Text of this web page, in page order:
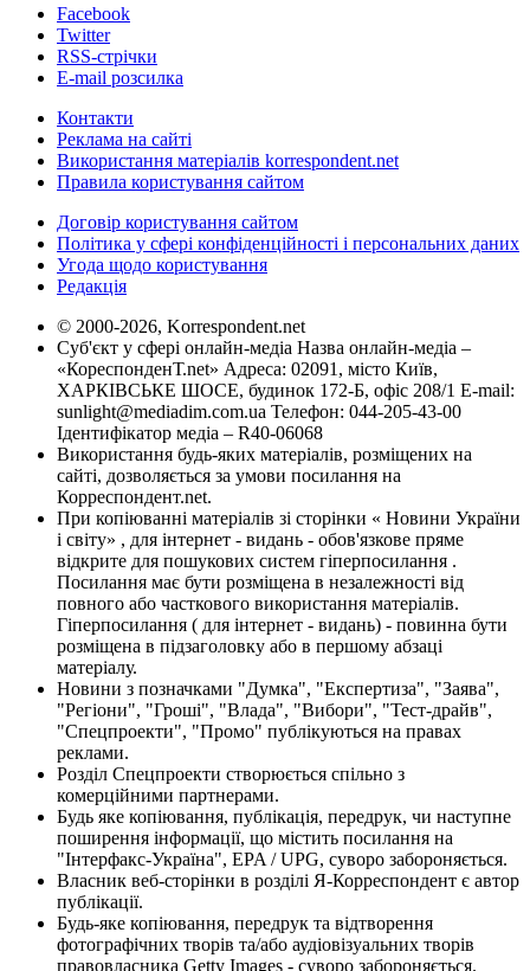
Facebook
Twitter
RSS-стрічки
E-mail розсилка
Контакти
Реклама на сайті
Використання матеріалів korrespondent.net
Правила користування сайтом
Договір користування сайтом
Політика у сфері конфіденційності і персональних даних
Угода щодо користування
Редакція
© 2000-2026, Korrespondent.net
Суб'єкт у сфері онлайн-медіа Назва онлайн-медіа –
«КореспонденТ.net» Адреса: 02091, місто Київ,
ХАРКІВСЬКЕ ШОСЕ, будинок 172-Б, офіс 208/1 E-mail:
sunlight@mediadim.com.ua Телефон: 044-205-43-00
Ідентифікатор медіа – R40-06068
Використання будь-яких матеріалів, розміщених на
сайті, дозволяється за умови посилання на
Корреспондент.net.
При копіюванні матеріалів зі сторінки « Новини України
і світу» , для інтернет - видань - обов'язкове пряме
відкрите для пошукових систем гіперпосилання .
Посилання має бути розміщена в незалежності від
повного або часткового використання матеріалів.
Гіперпосилання ( для інтернет - видань) - повинна бути
розміщена в підзаголовку або в першому абзаці
матеріалу.
Новини з позначками "Думка", "Експертиза", "Заява",
"Регіони", "Гроші", "Влада", "Вибори", "Тест-драйв",
"Спецпроекти", "Промо" публікуються на правах
реклами.
Розділ Спецпроекти створюється спільно з
комерційними партнерами.
Будь яке копіювання, публікація, передрук, чи наступне
поширення інформації, що містить посилання на
"Інтерфакс-Україна", EPA / UPG, суворо забороняється.
Власник веб-сторінки в розділі Я-Корреспондент є автор
публікації.
Будь-яке копіювання, передрук та відтворення
фотографічних творів та/або аудіовізуальних творів
правовласника Getty Images - суворо забороняється.